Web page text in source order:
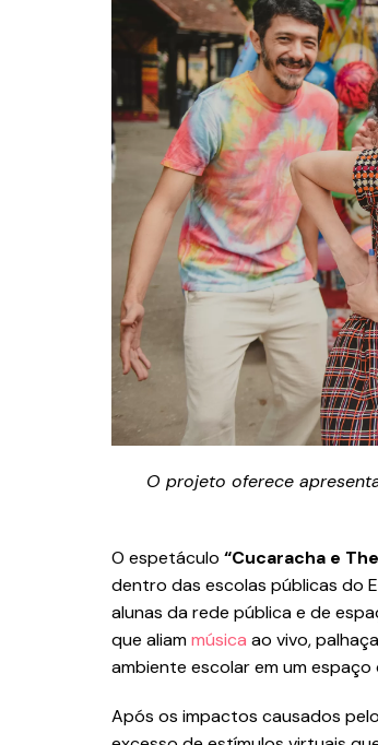
O projeto oferece
O espetáculo “Cucaracha e
dentro das escolas públicas do
alunas da rede pública e de
que aliammúsica ao vivo,
ambiente escolar em um
Após os impactos causados